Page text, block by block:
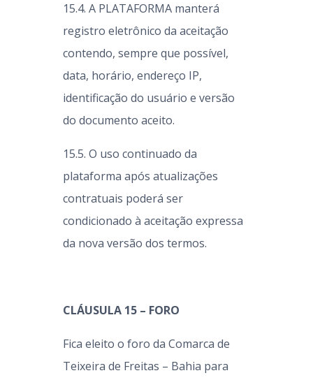
15.4. A PLATAFORMA manterá
registro eletrônico da aceitação
contendo, sempre que possível,
data, horário, endereço IP,
identificação do usuário e versão
do documento aceito.
15.5. O uso continuado da
plataforma após atualizações
contratuais poderá ser
condicionado à aceitação expressa
da nova versão dos termos.
CLÁUSULA 15 – FORO
Fica eleito o foro da Comarca de
Teixeira de Freitas – Bahia para